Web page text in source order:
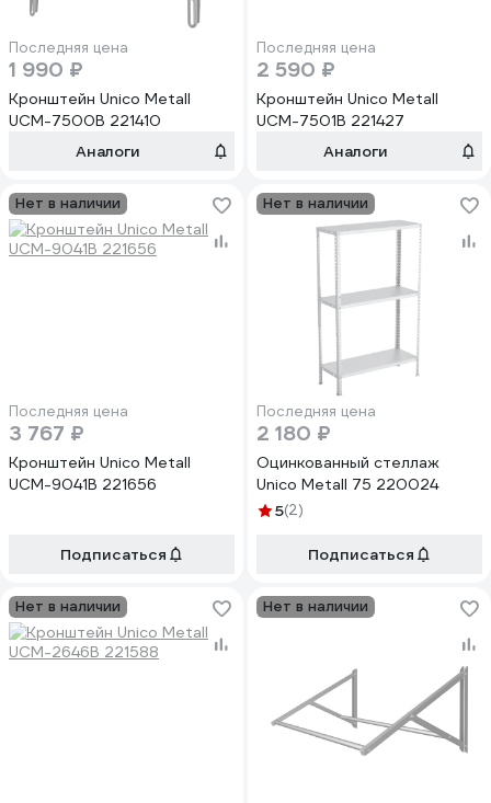
Последняя цена
1 990 ₽
Кронштейн Unico Metall
UCM-7500B 221410
Аналоги
Последняя цена
2 590 ₽
Кронштейн Unico Metall
UCM-7501B 221427
Аналоги
Нет в наличии
Последняя цена
3 767 ₽
Кронштейн Unico Metall
UCM-9041B 221656
Подписаться
Нет в наличии
Последняя цена
2 180 ₽
Оцинкованный стеллаж
Unico Metall 75 220024
5(2)
Подписаться
Нет в наличии Нет в наличии